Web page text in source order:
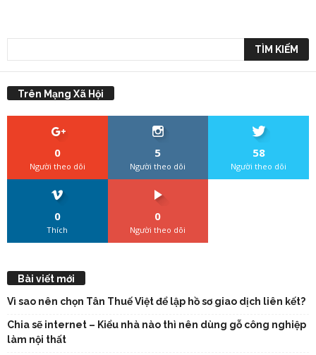
Trên Mạng Xã Hội
0
Người theo dõi
5
Người theo dõi
58
Người theo dõi
0
Thích
0
Người theo dõi
Bài viết mới
Vì sao nên chọn Tân Thuế Việt để lập hồ sơ giao dịch liên kết?
Chia sẽ internet – Kiểu nhà nào thì nên dùng gỗ công nghiệp
làm nội thất